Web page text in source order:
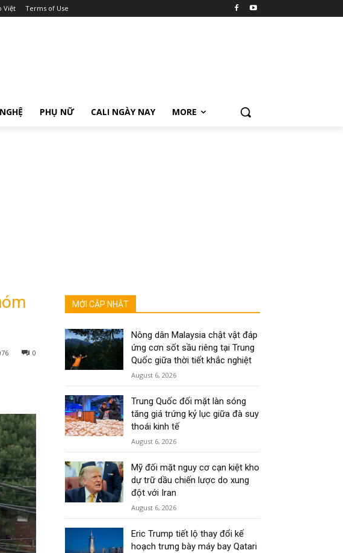
Việt Terms of Use
PHỤ NỮ CALI NGÀY NAY MORE
0
MỚI CẬP NHẬT
Nông dân Malaysia chật vật đáp
ứng cơn sốt sầu riêng tại Trung
Quốc giữa thời tiết khắc nghiệt
August 6, 2026
Trung Quốc đối mặt làn sóng
tăng giá trứng kỷ lục giữa đà suy
thoái kinh tế
August 6, 2026
Mỹ đối mặt nguy cơ cạn kiệt kho
dự trữ dầu chiến lược do xung
đột với Iran
August 6, 2026
Eric Trump tiết lộ thay đổi kế
hoạch trưng bày máy bay Qatari